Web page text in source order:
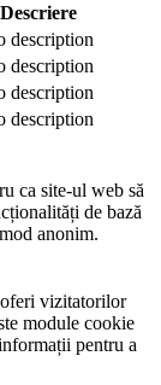
Descriere
description
description
description
description
ca site-ul web să
de bază
anonim.
vizitatorilor
module cookie
pentru a